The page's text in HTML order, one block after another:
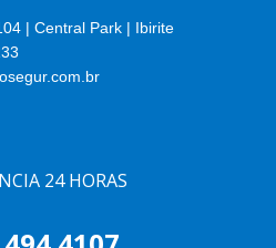
| Central Park | Ibirite
24 HORAS